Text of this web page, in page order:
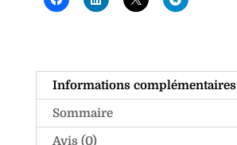
Informations complémentaires
Sommaire
Avis (0)